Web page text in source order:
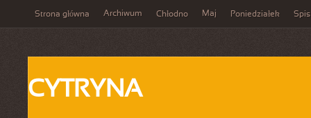
Strona główna Archiwum Chłodno Maj Poniedziałek Spis
CYTRYNA